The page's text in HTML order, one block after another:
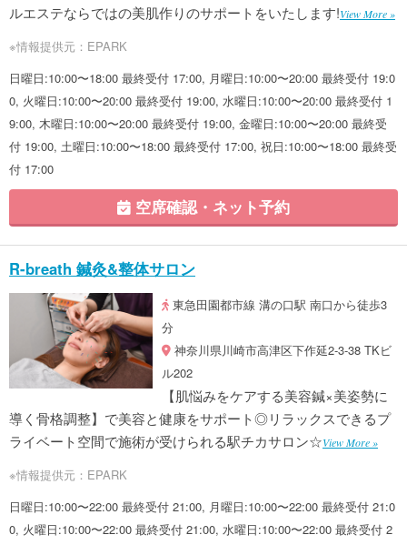
ルエステならではの美肌作りのサポートをいたします!View More »
※情報提供元：EPARK
日曜日:10:00〜18:00 最終受付 17:00, 月曜日:10:00〜20:00 最終受付 19:0
0, 火曜日:10:00〜20:00 最終受付 19:00, 水曜日:10:00〜20:00 最終受付 1
9:00, 木曜日:10:00〜20:00 最終受付 19:00, 金曜日:10:00〜20:00 最終受
付 19:00, 土曜日:10:00〜18:00 最終受付 17:00, 祝日:10:00〜18:00 最終受
付 17:00
空席確認・ネット予約
R-breath 鍼灸&整体サロン
東急田園都市線 溝の口駅 南口から徒歩3
分
神奈川県川崎市高津区下作延2-3-38 TKビ
ル202
【肌悩みをケアする美容鍼×美姿勢に
導く骨格調整】で美容と健康をサポート◎リラックスできるプ
ライベート空間で施術が受けられる駅チカサロン☆View More »
※情報提供元：EPARK
日曜日:10:00〜22:00 最終受付 21:00, 月曜日:10:00〜22:00 最終受付 21:0
0, 火曜日:10:00〜22:00 最終受付 21:00, 水曜日:10:00〜22:00 最終受付 2